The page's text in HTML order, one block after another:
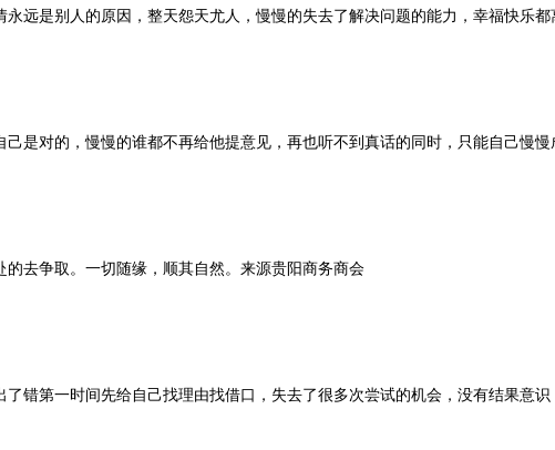
远是别人的原因，整天怨天尤人，慢慢的失去了解决问题的能力，幸福快乐都
是对的，慢慢的谁都不再给他提意见，再也听不到真话的同时，只能自己慢慢
去争取。一切随缘，顺其自然。来源贵阳商务商会
错第一时间先给自己找理由找借口，失去了很多次尝试的机会，没有结果意识